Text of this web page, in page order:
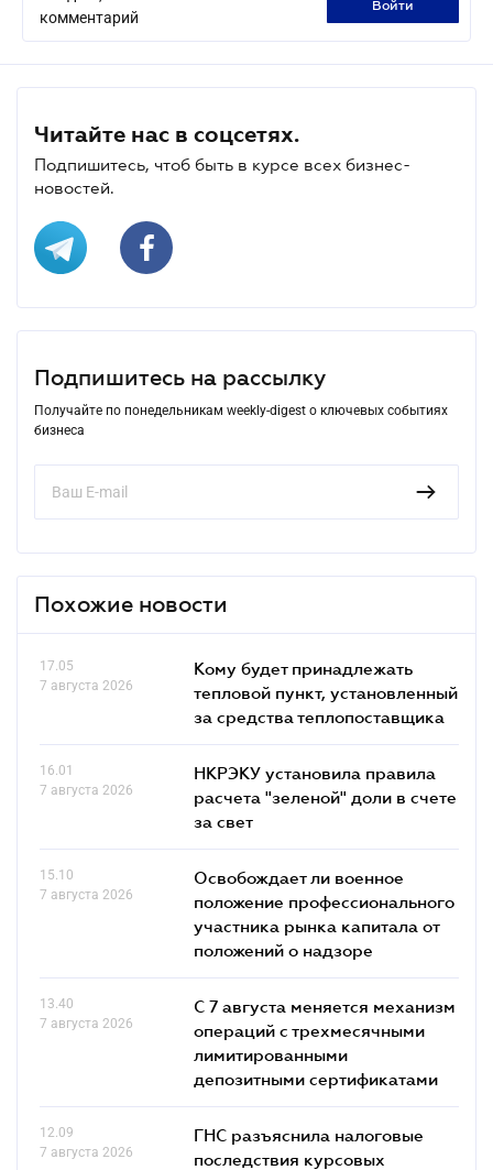
комментарий
войти
Читайте нас в соцсетях.
Подпишитесь, чтоб быть в курсе всех бизнес-
новостей.
Подпишитесь на рассылку
Получайте по понедельникам weekly-digest о ключевых событиях
бизнеса
Похожие новости
17.05
7 августа 2026
Кому будет принадлежать
тепловой пункт, установленный
за средства теплопоставщика
16.01
7 августа 2026
НКРЭКУ установила правила
расчета "зеленой" доли в счете
за свет
15.10
7 августа 2026
Освобождает ли военное
положение профессионального
участника рынка капитала от
положений о надзоре
13.40
7 августа 2026
С 7 августа меняется механизм
операций с трехмесячными
лимитированными
депозитными сертификатами
12.09
7 августа 2026
ГНС разъяснила налоговые
последствия курсовых